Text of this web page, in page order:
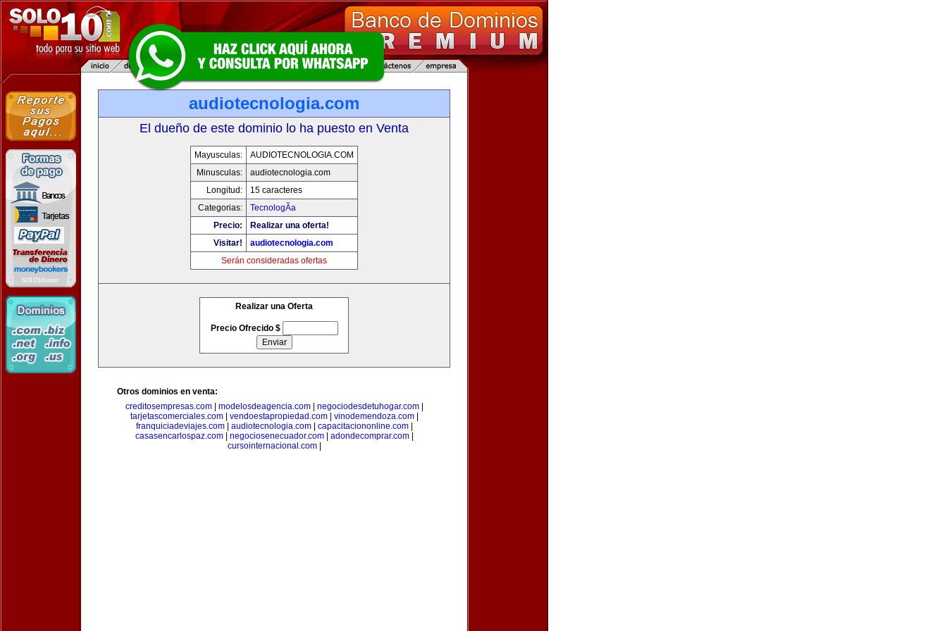
audiotecnologia.com
El dueño de este dominio lo ha puesto en Venta
Mayusculas:
AUDIOTECNOLOGIA.COM
Minusculas:
audiotecnologia.com
Longitud:
15 caracteres
Categorias:
TecnologÃ­a
Precio:
Realizar una oferta!
Visitar!
audiotecnologia.com
Serán consideradas ofertas
Realizar una Oferta
Precio Ofrecido $
Otros dominios en venta:
creditosempresas.com| modelosdeagencia.com| negociodesdetuhogar.com|
tarjetascomerciales.com| vendoestapropiedad.com| vinodemendoza.com|
franquiciadeviajes.com| audiotecnologia.com| capacitaciononline.com|
casasencarlospaz.com| negociosenecuador.com| adondecomprar.com|
cursointernacional.com|